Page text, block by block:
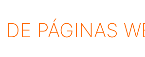
DE PÁGINAS